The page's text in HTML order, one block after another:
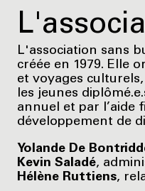
L'association sans
créée en 1979. Elle
et voyages
les jeunes
annuel et par l’aide
développement de
Yolande De
Kevin Saladé,
Hélène Ruttiens,